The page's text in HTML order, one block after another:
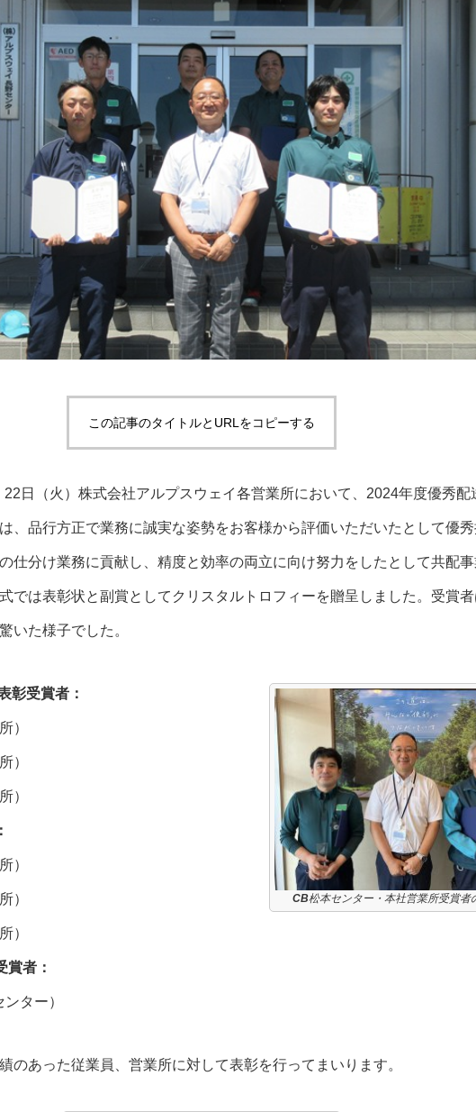
この記事のタイトルとURLをコピーする
日（火）株式会社アルプスウェイ各営業所において、2024年度優秀配
、品行方正で業務に誠実な姿勢をお客様から評価いただいたとして優秀
仕分け業務に貢献し、精度と効率の両立に向け努力をしたとして共配
では表彰状と副賞としてクリスタルトロフィーを贈呈しました。受賞
いた様子でした。
CB松本センター・本社営業所受賞者
彰受賞者：
）
）
）
）
）
）
賞者：
ター）
のあった従業員、営業所に対して表彰を行ってまいります。